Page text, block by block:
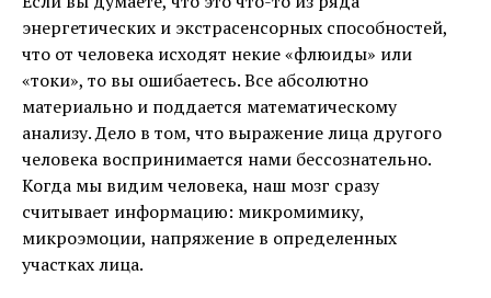
энергетических и экстрасенсорных способностей,
что от человека исходят некие «флюиды» или
«токи», то вы ошибаетесь. Все абсолютно
материально и поддается математическому
анализу. Дело в том, что выражение лица другого
человека воспринимается нами бессознательно.
Когда мы видим человека, наш мозг сразу
считывает информацию: микромимику,
микроэмоции, напряжение в определенных
участках лица.